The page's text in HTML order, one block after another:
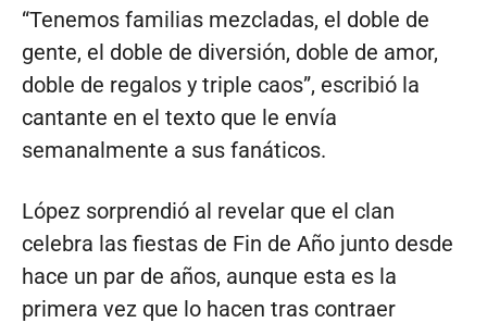
“Tenemos familias mezcladas, el doble de
gente, el doble de diversión, doble de amor,
doble de regalos y triple caos”, escribió la
cantante en el texto que le envía
semanalmente a sus fanáticos.
López sorprendió al revelar que el clan
celebra las fiestas de Fin de Año junto desde
hace un par de años, aunque esta es la
primera vez que lo hacen tras contraer